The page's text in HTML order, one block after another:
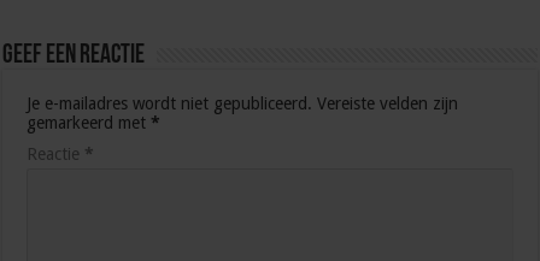
Geef een reactie
Je e-mailadres wordt niet gepubliceerd. Vereiste velden zijn
gemarkeerd met *
Reactie *